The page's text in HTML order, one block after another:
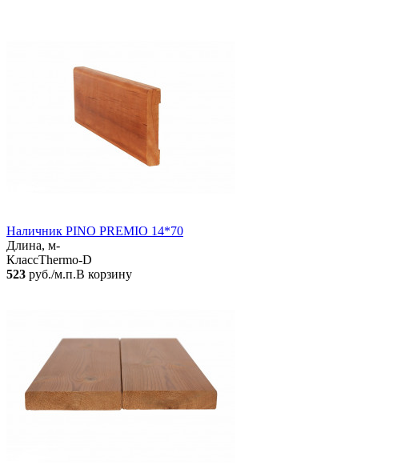
Наличник PINO PREMIO 14*70
Длина, м-
КлассThermo-D
523 руб./м.п.В корзину